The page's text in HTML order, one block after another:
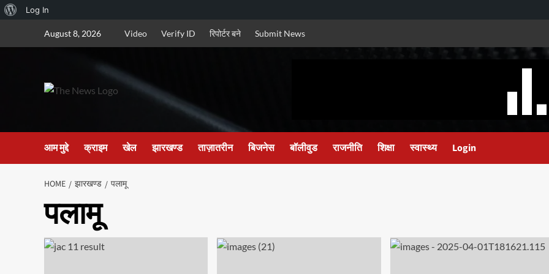
About
WordPress
Log In
August 8, 2026 Video Verify ID रिपोर्टर बने Submit News
आम मुद्दे क्राइम खेल झारखण्ड ताज़ातरीन बिजनेस बॉलीवुड राजनीति शिक्षा स्वास्थ्य Login
HOME झारखण्ड पलामू
पलामू